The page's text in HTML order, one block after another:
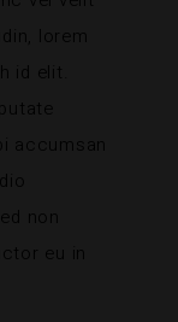
lorem
id elit.
accumsan
non
eu in